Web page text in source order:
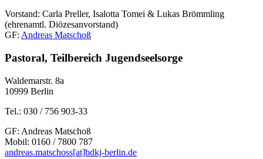
Vorstand: Carla Preller, Isalotta Tomei & Lukas Brömmling
(ehrenamtl. Diözesanvorstand)
GF: Andreas Matschoß
Pastoral, Teilbereich Jugendseelsorge
Waldemarstr. 8a
10999 Berlin
Tel.: 030 / 756 903-33
GF: Andreas Matschoß
Mobil: 0160 / 7800 787
andreas.matschoss[at]bdkj-berlin.de